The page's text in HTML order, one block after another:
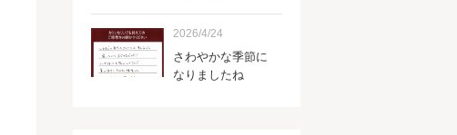
2026/4/24
さわやかな季節に
なりましたね